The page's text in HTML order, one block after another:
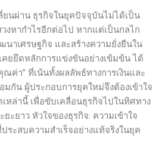
ยนผ่าน ธุรกิจในยุคปัจจุบันไม่ได้เป็น
งหากำไรอีกต่อไป หากแต่เป็นกลไก
าเศรษฐกิจ และสร้างความยั่งยืนใน
ยยึดหลักการแข่งขันอย่างเข้มข้น ได้
ณค่า” ที่เน้นทั้งผลลัพธ์ทางการเงินและ
กัน ผู้ประกอบการยุคใหม่จึงต้องเข้าใจ
หล่านี้ เพื่อขับเคลื่อนธุรกิจไปในทิศทาง
ยาว หัวใจของธุรกิจ: ความเข้าใจ
ระสบความสำเร็จอย่างแท้จริงในยุค